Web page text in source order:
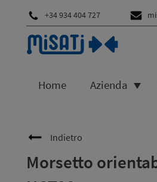
+34 934 404 727
Home Azienda
Indietro
Morsetto